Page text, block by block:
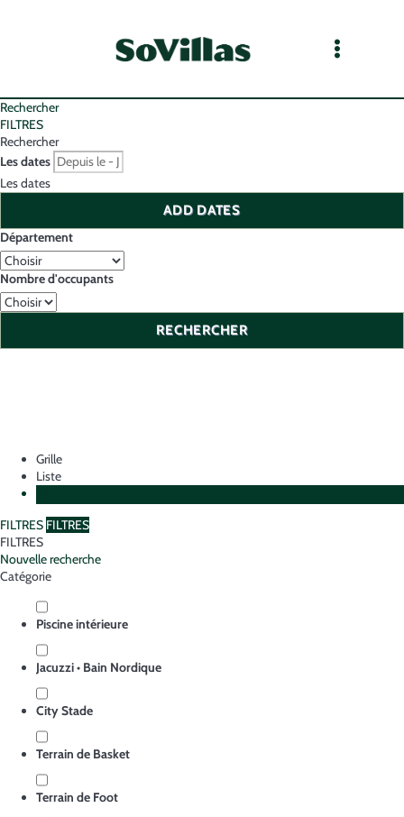
Rechercher
FILTRES
Rechercher
Les dates
Les dates
ADD DATES
Département
Nombre d'occupants
RECHERCHER
Grille
Liste
FILTRES FILTRES
FILTRES
Nouvelle recherche
Catégorie
Piscine intérieure
Jacuzzi • Bain Nordique
City Stade
Terrain de Basket
Terrain de Foot